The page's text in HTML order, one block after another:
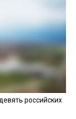
российских